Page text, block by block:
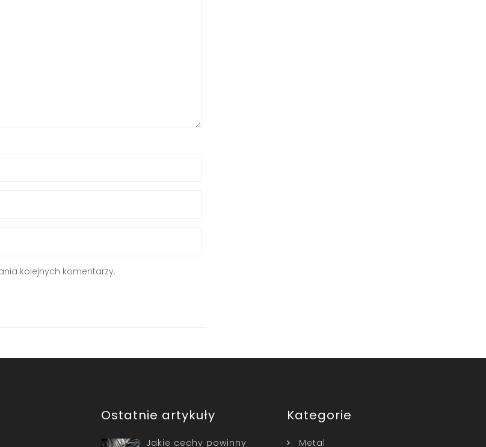
kolejnych komentarzy.
Ostatnie artykuły
Jakie cechy powinny
Kategorie
Metal